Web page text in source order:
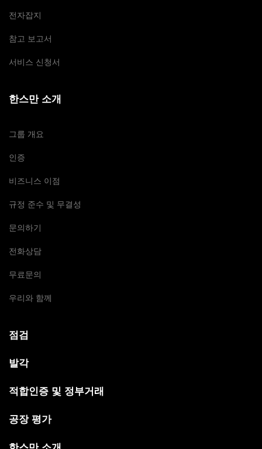
전자잡지
참고 보고서
서비스 신청서
한스만 소개
그룹 개요
인증
비즈니스 이점
규정 준수 및 무결성
문의하기
전화상담
무료문의
우리와 함께
점검
발각
적합인증 및 정부거래
공장 평가